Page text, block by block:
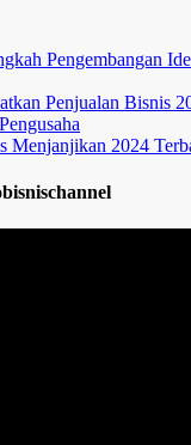
Pengembangan
Penjualan Bisnis
Menjanjikan 2024